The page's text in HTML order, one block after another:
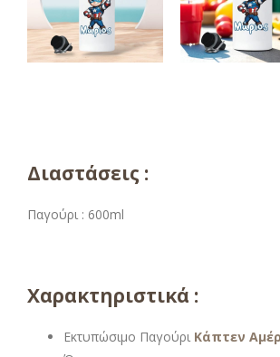
Διαστάσεις :
Παγούρι : 600ml
Χαρακτηριστικά :
Εκτυπώσιμο Παγούρι Κάπτεν